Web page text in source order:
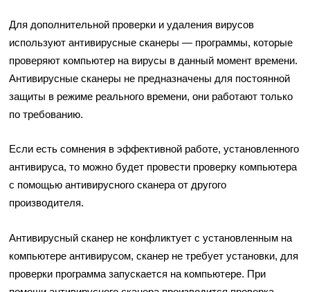
Для дополнительной проверки и удаления вирусов
используют антивирусные сканеры — программы, которые
проверяют компьютер на вирусы в данный момент времени.
Антивирусные сканеры не предназначены для постоянной
защиты в режиме реального времени, они работают только
по требованию.
Если есть сомнения в эффективной работе, установленного
антивируса, то можно будет провести проверку компьютера
с помощью антивирусного сканера от другого
производителя.
Антивирусный сканер не конфликтует с установленным на
компьютере антивирусом, сканер не требует установки, для
проверки программа запускается на компьютере. При